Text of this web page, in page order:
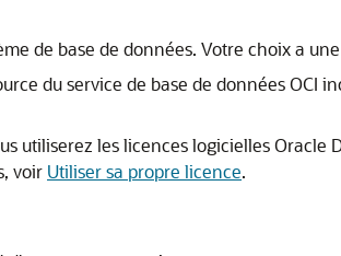
de base de données. Votre choix a
du service de base de données OCI
utiliserez les licences logicielles Oracle
voir Utiliser sa propre licence.